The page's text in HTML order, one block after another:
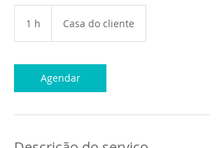
1 h Casa do cliente
Agendar